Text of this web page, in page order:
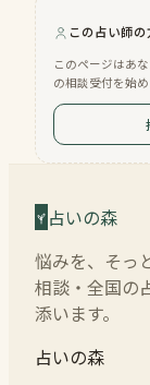
この占い師の
このページはあ
の相談受付を始
占いの森
悩みを、そっ
相談・全国の
添います。
占いの森